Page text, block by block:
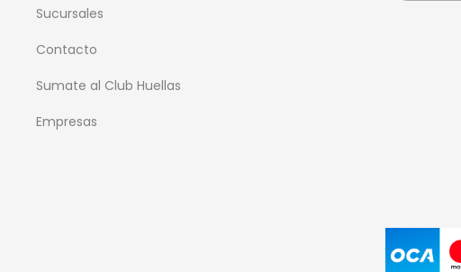
Sucursales
Contacto
Sumate al Club Huellas
Empresas